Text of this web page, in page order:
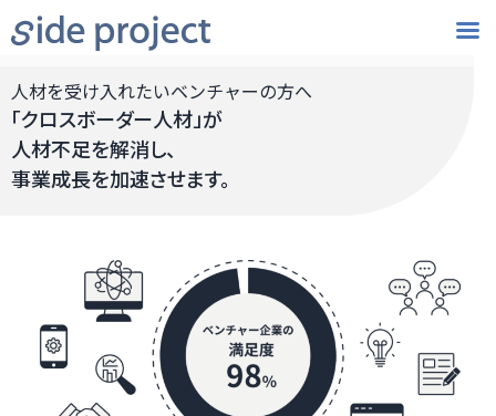
人材を受け入れたいベンチャーの方へ
「クロスボーダー人材」が
人材不足を解消し、
事業成長を加速させます。